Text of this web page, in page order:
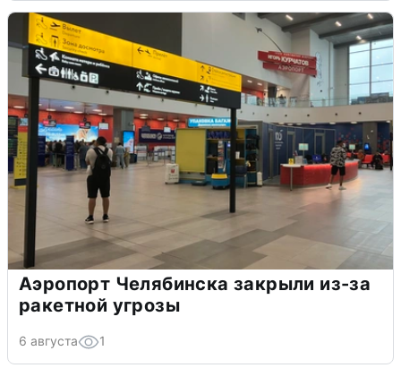
Аэропорт Челябинска закрыли из-за
ракетной угрозы
6 августа 1